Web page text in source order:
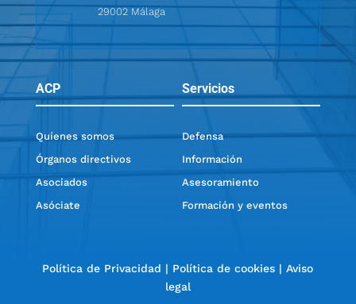
29002 Málaga
ACP Servicios
Quíenes somos
Órganos directivos
Asociados
Asóciate
Defensa
Información
Asesoramiento
Formación y eventos
Política de Privacidad | Política de cookies | Aviso
legal